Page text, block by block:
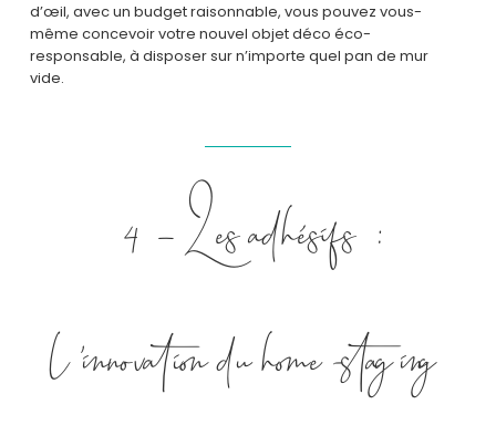
d’œil, avec un budget raisonnable, vous pouvez vous-
même concevoir votre nouvel objet déco éco-
responsable, à disposer sur n’importe quel pan de mur
vide.
4 – Les adhésifs :
l’innovation du home-staging